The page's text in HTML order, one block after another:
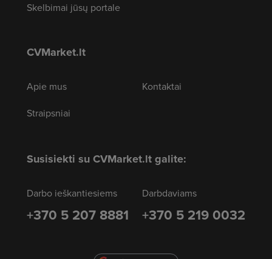
Skelbimai jūsų portale
CVMarket.lt
Apie mus
Straipsniai
Kontaktai
Susisiekti su CVMarket.lt galite:
Darbo ieškantiesiems
+370 5 207 8881
Darbdaviams
+370 5 219 0032